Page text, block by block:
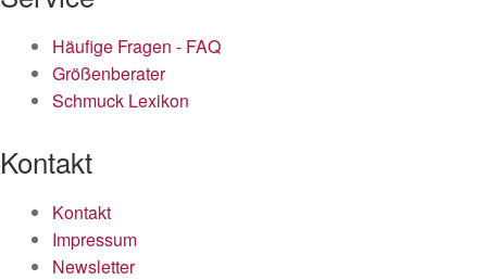
Häufige Fragen - FAQ
Größenberater
Schmuck Lexikon
Kontakt
Kontakt
Impressum
Newsletter